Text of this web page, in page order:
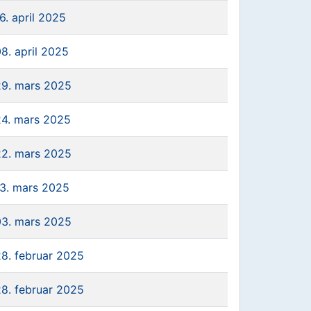
april 2025
april 2025
mars 2025
mars 2025
mars 2025
mars 2025
mars 2025
februar 2025
februar 2025